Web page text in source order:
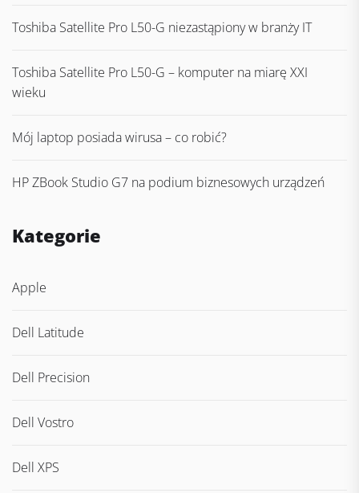
Toshiba Satellite Pro L50-G niezastąpiony w branży IT
Toshiba Satellite Pro L50-G – komputer na miarę XXI
wieku
Mój laptop posiada wirusa – co robić?
HP ZBook Studio G7 na podium biznesowych urządzeń
Kategorie
Apple
Dell Latitude
Dell Precision
Dell Vostro
Dell XPS